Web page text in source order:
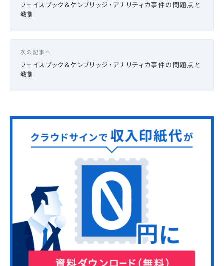
フェイスブック＆ケンブリッジ・アナリティカ事件の問題点と
教訓
次の記事へ
フェイスブック＆ケンブリッジ・アナリティカ事件の問題点と
教訓